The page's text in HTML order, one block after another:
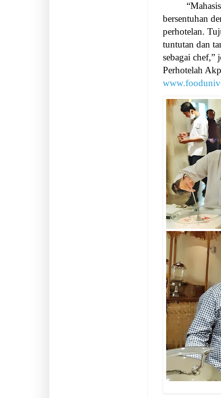
bersentuhan
perhotelan.
tuntutan dan
sebagai chef,”
Perhotelah